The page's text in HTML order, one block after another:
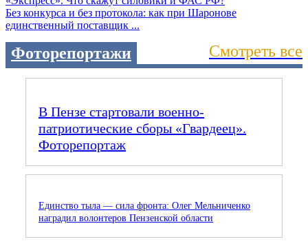
Без конкурса и без протокола: как при Шаронове
единственный поставщик ...
Фоторепортажи Смотреть все
В Пензе стартовали военно-
патриотические сборы «Гвардеец».
Фоторепортаж
Единство тыла — сила фронта: Олег Мельниченко
наградил волонтеров Пензенской области